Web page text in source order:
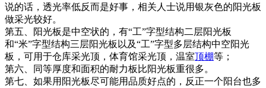
说的话，透光率低反而是好事，相关人士说用银灰色的阳光板
做采光较好。
第五、阳光板是中空状的，有“工”字型结构二层阳光板
和“米”字型结构三层阳光板以及“工”字型多层结构中空阳光
板，可用于仓库采光顶，体育馆采光顶，温室顶棚等；
第六、同等厚度和面积的耐力板比阳光板重很多。
第七、如果用阳光板尽可能用品质好点的，反正一个阳台也多